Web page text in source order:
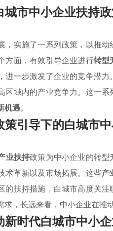
城市中小企业扶持
，实施了一系列政策，以推动
方面，有效引导企业进行转型
进一步激发了企业的竞争潜
区域内的产业竞争力。这一
机遇。
策引导下的白城市
业扶持政策为中小企业的转
术革新以及市场拓展。这些产
的扶持措施，白城市高度关
求，长远来看，中小企业在
新时代白城市中小